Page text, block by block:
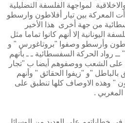
لمواجهة الفلسفة التضليلية
المعركة بين تيار أفلاطون وارسطو
من جهة أخرى هذا الأخير
اليونانية إلا أنهم كانوا تماما مثل
وأرسطو وصفوا "بروتاغورس " و
الحركة السفسطائية ـ ـ بأنهم
على الشعب ووصفوهم أيضا ب "تجار
بالباطل "و "زيفوا الحقائق " وأنهم
" وهذه الاوصاف كلها تنطبق على
.